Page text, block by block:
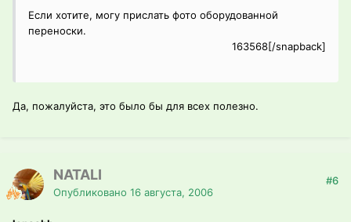
Если хотите, могу прислать фото оборудованной
переноски.
163568[/snapback]
Да, пожалуйста, это было бы для всех полезно.
NATALI
Опубликовано 16 августа, 2006
#6